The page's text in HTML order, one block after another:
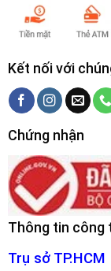
Kết nối với
Chứng nhận
Thông tin công
Trụ sở TP.HCM